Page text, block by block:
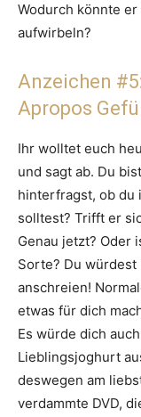
Wodurch könnte
aufwirbeln?
Anzeichen #5:
Apropos
Ihr wolltet euch
und sagt ab. Du
hinterfragst, ob du
solltest? Trifft er
Genau jetzt? Oder
Sorte? Du
anschreien!
etwas für dich
Es würde dich
Lieblingsjoghurt
deswegen am
verdammte DVD,